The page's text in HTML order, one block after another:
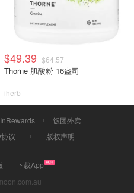
$49.39 $64.57
Thorne 肌酸粉 16盎司
iherb
InRewards
饭团外卖
议 版权声明
下载App